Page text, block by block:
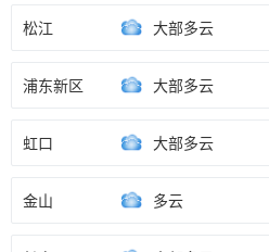
松江 大部多云
浦东新区 大部多云
虹口 大部多云
金山 多云